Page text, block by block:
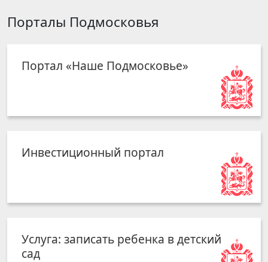
Порталы Подмосковья
Портал «Наше Подмосковье»
Инвестиционный портал
Услуга: записать ребенка в детский
сад